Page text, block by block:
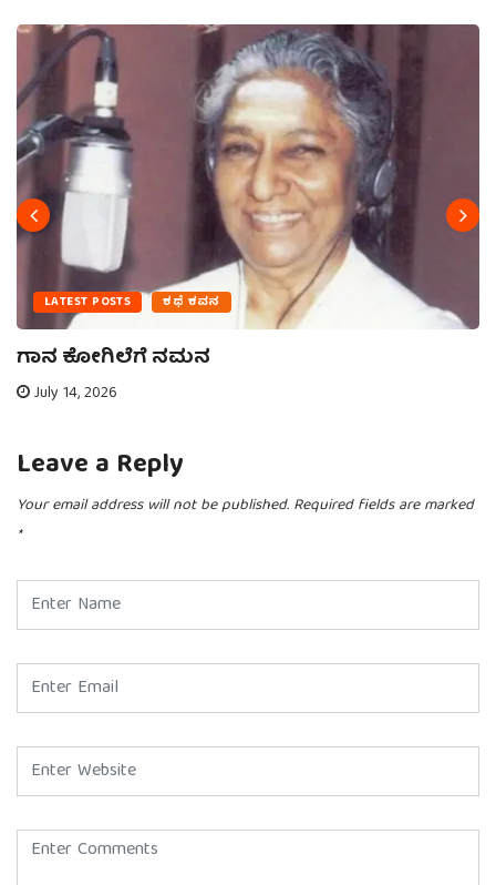
LATEST POSTS ಕಥೆ ಕವನ
ಗಾನ ಕೋಗಿಲೆಗೆ ನಮನ
July 14, 2026
Leave a Reply
Your email address will not be published. Required fields are marked
*